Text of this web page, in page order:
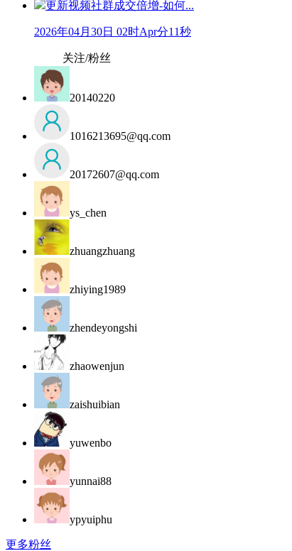
更新视频社群成交倍增-如何...
2026年04月30日 02时Apr分11秒
关注/粉丝
20140220
1016213695@qq.com
20172607@qq.com
ys_chen
zhuangzhuang
zhiying1989
zhendeyongshi
zhaowenjun
zaishuibian
yuwenbo
yunnai88
ypyuiphu
更多粉丝